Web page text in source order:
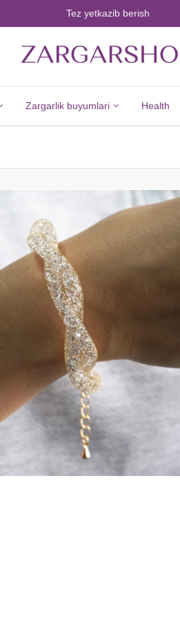
Tez yetkazib berish
Zargarlik buyumlari
Barcha
Buyumlari
Kumush
Yangi
Tovarlar
Uzuklar
Ziraklar
Chanes
Kulonlar
Marjonlarni
To'plamlar
Health